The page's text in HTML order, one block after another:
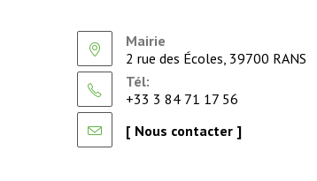
Mairie
2 rue des Écoles, 39700 RANS
Tél:
+33 3 84 71 17 56
[ Nous contacter ]